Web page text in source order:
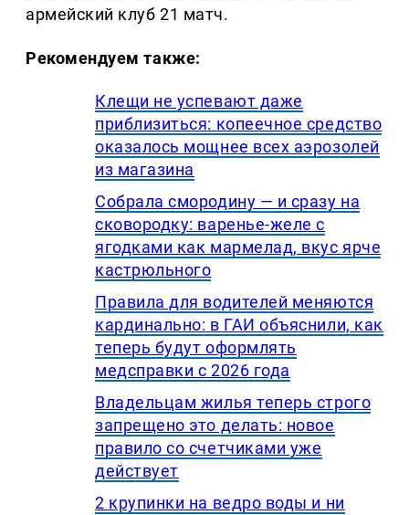
армейский клуб 21 матч.
Рекомендуем также:
Клещи не успевают даже
приблизиться: копеечное средство
оказалось мощнее всех аэрозолей
из магазина
Собрала смородину — и сразу на
сковородку: варенье-желе с
ягодками как мармелад, вкус ярче
кастрюльного
Правила для водителей меняются
кардинально: в ГАИ объяснили, как
теперь будут оформлять
медсправки с 2026 года
Владельцам жилья теперь строго
запрещено это делать: новое
правило со счетчиками уже
действует
2 крупинки на ведро воды и ни